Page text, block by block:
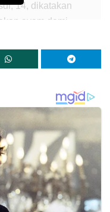
14, dikatakan
ayam demi
apabila
Panjang itu
sebelum tangannya
dalam mesin itu.
Mat Shohor, 46,
kejadian yang
tujuh beradik itu
kanannya hilang.